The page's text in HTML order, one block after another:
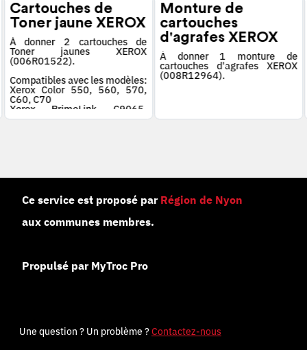
Cartouches de
Toner jaune XEROX
À donner 2 cartouches de
Toner jaunes XEROX
(006R01522).
Compatibles avec les modèles:
Xerox Color 550, 560, 570,
C60, C70
Xerox PrimeLink C9065,
C9070
Monture de
cartouches
d'agrafes XEROX
À donner 1 monture de
cartouches d'agrafes XEROX
(008R12964).
Ce service est proposé par Région de Nyon
aux communes membres.
Propulsé par MyTroc Pro
Une question ? Un problème ?Contactez-nous